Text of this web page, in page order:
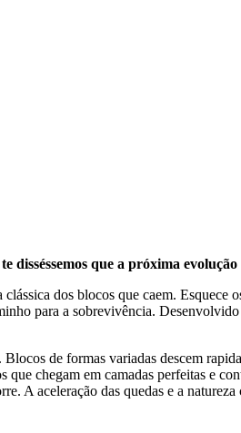
disséssemos que a próxima
dos blocos que caem. Esquece
para a sobrevivência. Desenvolvido
de formas variadas descem
chegam em camadas perfeitas e
A aceleração das quedas e a